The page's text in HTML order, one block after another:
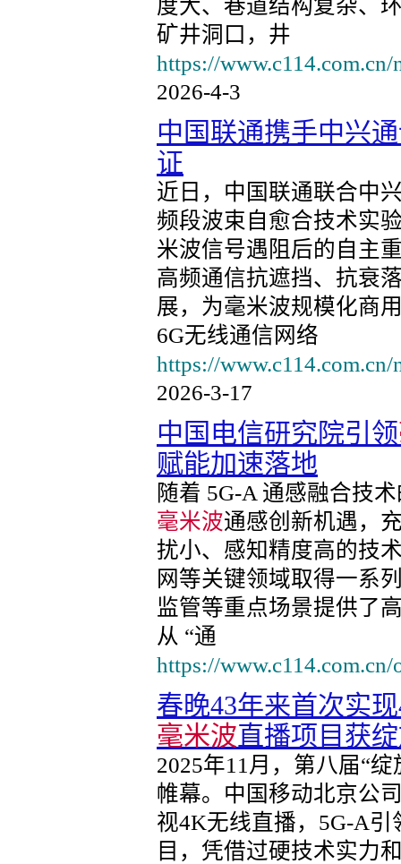
度大、巷道结构复杂、
矿井洞口，井
https://
2026-4-3
中国联通携手中兴
证
近日，中国联通联合中
频段波束自愈合技术实
米波信号遇阻后的自主
高频通信抗遮挡、抗衰
展，为毫米波规模化商
6G无线通信网络
https://
2026-3-17
中国电信研究院引领
赋能加速落地
随着 5G-A 通感融合技
毫米波通感创新机遇，
扰小、感知精度高的技
网等关键领域取得一系
监管等重点场景提供了
从 “通
https://
春晚43年来首次实
毫米波直播项目获
2025年11月，第八届“
帷幕。中国移动北京公
视4K无线直播，5G-A
目，凭借过硬技术实力